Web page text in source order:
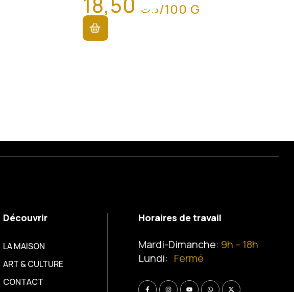
د.ت/100 G
Découvrir
LA MAISON
ART & CULTURE
CONTACT
Horaires de travail
Mardi-Dimanche: 9h – 18h
Lundi: Fermé